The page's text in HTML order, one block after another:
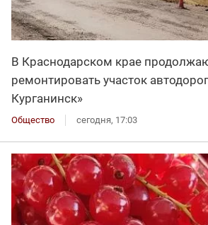
В Краснодарском крае
ремонтировать участок
Курганинск»
Общество сегодня, 17:03